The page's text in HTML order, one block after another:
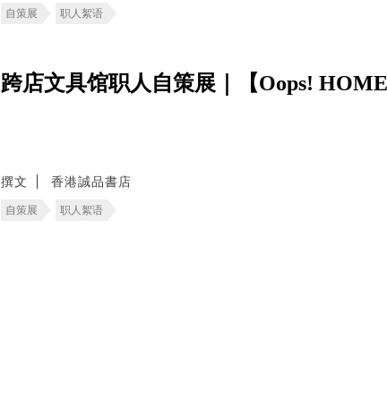
自策展 职人絮语
跨店文具馆职人自策展｜【Oops!
撰文 香港誠品書店
自策展 职人絮语